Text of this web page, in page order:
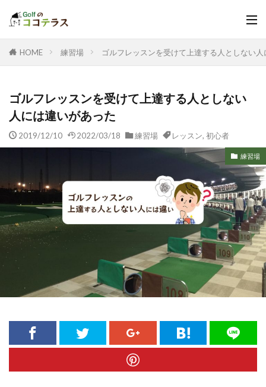
HOME 練習場 ゴルフレッスンを受けて上達する人としない
ゴルフレッスンを受けて上達する人としない
人には違いがあった
2019/12/10 2022/03/18 練習場 レッスン, 初心者
練習場